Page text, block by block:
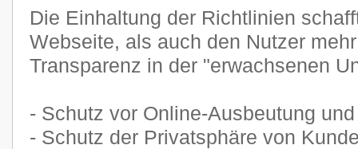
Die Einhaltung der Richtlinien
Webseite, als auch den Nutzer
Transparenz in der "erwachsenen
- Schutz vor Online-Ausbeutung
- Schutz der Privatsphäre von